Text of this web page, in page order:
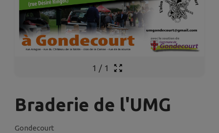
1 / 1
Braderie de l'UMG
Gondecourt